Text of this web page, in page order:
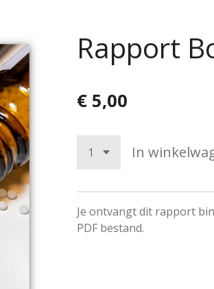
Rapport
€ 5,00
In
Je ontvangt dit rapport
PDF bestand.